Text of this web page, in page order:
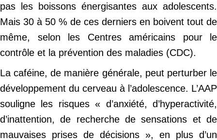
pas les boissons énergisantes aux adolescents.
Mais 30 à 50 % de ces derniers en boivent tout de
même, selon les Centres américains pour le
contrôle et la prévention des maladies (CDC).
La caféine, de manière générale, peut perturber le
développement du cerveau à l’adolescence. L’AAP
souligne les risques « d’anxiété, d’hyperactivité,
d’inattention, de recherche de sensations et de
mauvaises prises de décisions », en plus d’un